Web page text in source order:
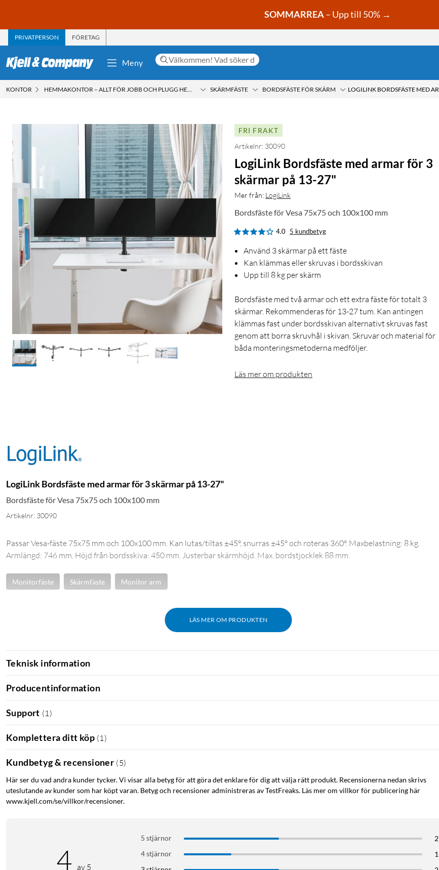
SOMMARREA– Upp till 50% →
PRIVATPERSON FÖRETAG
Meny
KONTOR HEMMAKONTOR – ALLT FÖR JOBB OCH PLUGG HEMMA SKÄRMFÄSTE BORDSFÄSTE FÖR SKÄRM
FRI FRAKT
Artikelnr: 30090
LogiLink Bordsfäste med armar för 3
skärmar på 13-27"
Mer från: LogiLink
Bordsfäste för Vesa 75x75 och 100x100 mm
4.0 5 kundbetyg
Använd 3 skärmar på ett fäste
Kan klämmas eller skruvas i bordsskivan
Upp till 8 kg per skärm
Bordsfäste med två armar och ett extra fäste för totalt 3
skärmar. Rekommenderas för 13-27 tum. Kan antingen
klämmas fast under bordsskivan alternativt skruvas fast
genom att borra skruvhål i skivan. Skruvar och material för
båda monteringsmetoderna medföljer.
Läs mer om produkten
LogiLink Bordsfäste med armar för 3 skärmar på 13-27"
Bordsfäste för Vesa 75x75 och 100x100 mm
Artikelnr: 30090
LÄS MER OM PRODUKTEN
Passar Vesa-fäste 75x75 mm och 100x100 mm. Kan lutas/tiltas ±45°, snurras ±45° och roteras 360°. Maxbelastning: 8 kg.
Armlängd: 746 mm. Höjd från bordsskiva: 450 mm. Justerbar skärmhöjd. Max. bordstjocklek 88 mm.
Monitorfäste Skärmfäste Monitor arm
Teknisk information
Producentinformation
Support (1 )
Komplettera ditt köp (1 )
Kundbetyg & recensioner (5)
Här ser du vad andra kunder tycker. Vi visar alla betyg för att göra det enklare för dig att välja rätt produkt. Recensionerna nedan skrivs
uteslutande av kunder som har köpt varan. Betyg och recensioner administreras av TestFreaks. Läs mer om villkor för publicering här
www.kjell.com/se/villkor/recensioner.
4 av 5
5 stjärnor
2
4 stjärnor
1